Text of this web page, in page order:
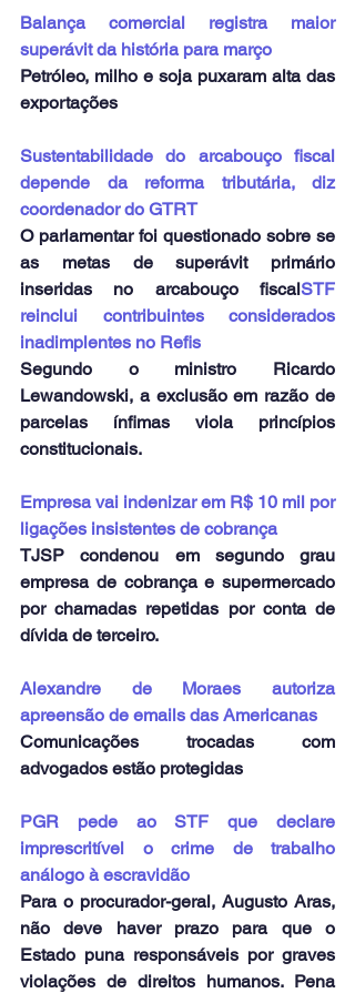
Balança comercial registra maior
superávit da história para março
Petróleo, milho e soja puxaram alta das
exportações
Sustentabilidade do arcabouço fiscal
depende da reforma tributária, diz
coordenador do GTRT
O parlamentar foi questionado sobre se
as metas de superávit primário
inseridas no arcabouço fiscalSTF
reinclui contribuintes considerados
inadimplentes no Refis
Segundo o ministro Ricardo
Lewandowski, a exclusão em razão de
parcelas ínfimas viola princípios
constitucionais.
Empresa vai indenizar em R$ 10 mil por
ligações insistentes de cobrança
TJSP condenou em segundo grau
empresa de cobrança e supermercado
por chamadas repetidas por conta de
dívida de terceiro.
Alexandre de Moraes autoriza
apreensão de emails das Americanas
Comunicações trocadas com
advogados estão protegidas
PGR pede ao STF que declare
imprescritível o crime de trabalho
análogo à escravidão
Para o procurador-geral, Augusto Aras,
não deve haver prazo para que o
Estado puna responsáveis por graves
violações de direitos humanos. Pena